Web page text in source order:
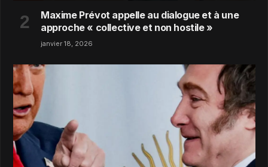
Maxime Prévot appelle au dialogue et à une
approche « collective et non hostile »
janvier 18, 2026